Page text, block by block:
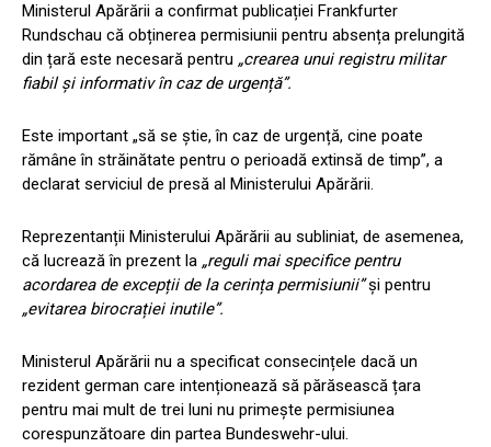
Ministerul Apărării a confirmat publicației Frankfurter
Rundschau că obținerea permisiunii pentru absența prelungită
din țară este necesară pentru „crearea unui registru militar
fiabil și informativ în caz de urgență”.
Este important „să se știe, în caz de urgență, cine poate
rămâne în străinătate pentru o perioadă extinsă de timp”, a
declarat serviciul de presă al Ministerului Apărării.
Reprezentanții Ministerului Apărării au subliniat, de asemenea,
că lucrează în prezent la „reguli mai specifice pentru
acordarea de excepții de la cerința permisiunii”și pentru
„evitarea birocrației inutile”.
Ministerul Apărării nu a specificat consecințele dacă un
rezident german care intenționează să părăsească țara
pentru mai mult de trei luni nu primește permisiunea
corespunzătoare din partea Bundeswehr-ului.